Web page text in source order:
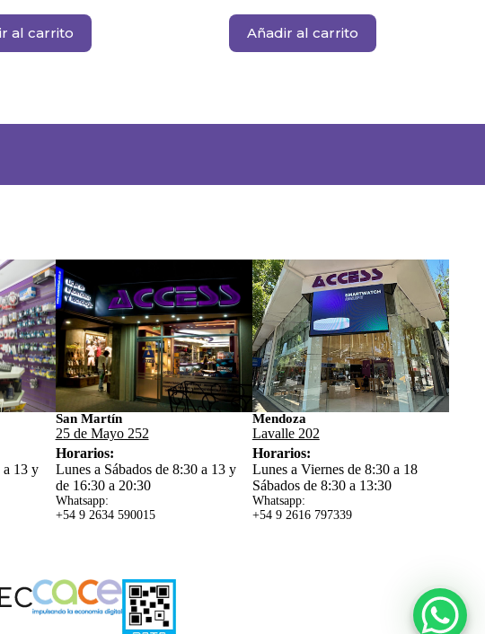
al carrito Añadir al carrito
a 13 y
San Martín
25 de Mayo 252
Horarios:
Lunes a Sábados de 8:30 a 13 y
de 16:30 a 20:30
Whatsapp:
+54 9 2634 590015
Mendoza
Lavalle 202
Horarios:
Lunes a Viernes de 8:30 a 18
Sábados de 8:30 a 13:30
Whatsapp:
+54 9 2616 797339